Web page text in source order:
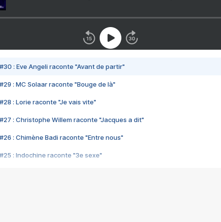
#30 : Eve Angeli raconte "Avant de partir"
#29 : MC Solaar raconte "Bouge de là"
#28 : Lorie raconte "Je vais vite"
#27 : Christophe Willem raconte "Jacques a dit"
#26 : Chimène Badi raconte "Entre nous"
#25 : Indochine raconte "3e sexe"